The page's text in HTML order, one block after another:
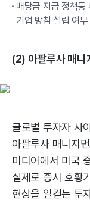
배당금 지급 정책등
기업 방침 설립 여부
(2) 아팔루사 매
글로벌 투자자 사
아팔루사 매니지
미디어에서 미국
실제로 증시 호황
현상을 일컫는 투